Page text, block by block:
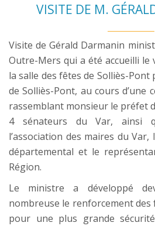
VISITE DE M.
Visite de Gérald Darmanin
Outre-Mers qui a été accueilli le
la salle des fêtes de Solliès-
de Solliès-Pont, au cours d’une
rassemblant monsieur le préfet
4 sénateurs du Var, ainsi
l’association des maires du
départemental et le
Région.
Le ministre a développé
nombreuse le renforcement des
pour une plus grande